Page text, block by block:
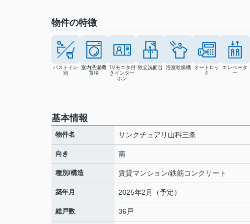
物件の特徴
バストイレ
別
室内洗濯機
置場
TVモニタ付
きインター
ホン
独立洗面台 浴室乾燥機
オートロッ
ク
エレベータ
ー
基本情報
物件名 サンクチュアリ山科三条
向き 南
種別/構造 賃貸マンション/鉄筋コンクリート
築年月 2025年2月（予定）
総戸数 36戸